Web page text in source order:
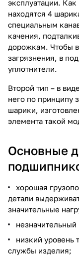
эксплуатации. Как
находятся 4
специальным
качения,
дорожкам. Чтобы
загрязнения, в
уплотнители.
Второй тип – в
него по принципу
шарики,
элемента такой
Основные
хорошая
детали
значительные
низкий уровень
службы изделия;